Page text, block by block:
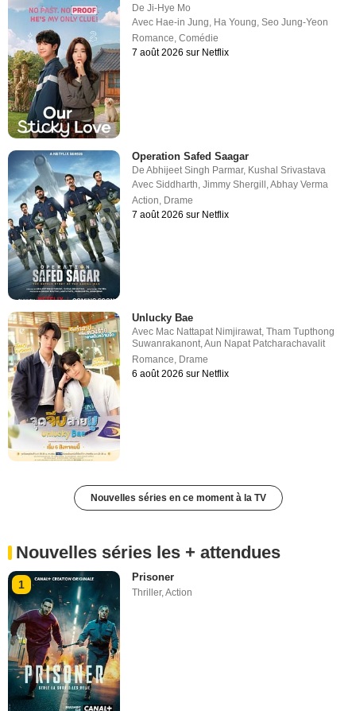
DeJi-Hye Mo
Avec Hae-in Jung, Ha Young,Seo Jung-Yeon
Romance,Comédie
7 août 2026 sur Netflix
Operation Safed Saagar
DeAbhijeet Singh Parmar, Kushal Srivastava
AvecSiddharth ,Jimmy Shergill ,Abhay Verma
Action Drame
7 août 2026 sur Netflix
Unlucky Bae
Avec Mac Nattapat Nimjirawat,Tham Tupthong
Suwanrakanont,Aun Napat Patcharachavalit
Romance, Drame
6 août 2026 sur Netflix
Nouvelles séries en ce moment à la TV
Nouvelles séries les + attendues
1
Prisoner
Thriller,Action